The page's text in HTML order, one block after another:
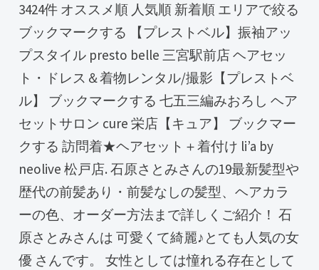
3424件 オススメ順 人気順 新着順 エリアで絞る
ブックマークする 【プレストベル】振袖アッ
プスタイル presto belle 三宮駅前店 ヘアセッ
ト・ドレス＆着物レンタル/撮影【プレストベ
ル】 ブックマークする 七五三編みおろし ヘア
セットサロン cure 栄店【キュア】 ブックマー
クする 訪問着★ヘアセット＋着付け li’a by
neolive 松戸店. 石原さとみさんの19最新髪型や
歴代の前髪あり・前髪なしの髪型、ヘアカラ
ーの色、オーダー方法まで詳しくご紹介！ 石
原さとみさんは 可愛くて綺麗♪とても人気の女
優 さんです。 女性としては憧れる存在として